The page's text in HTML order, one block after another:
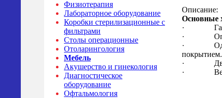
Физиотерапия
Лабораторное оборудование
Коробки стерилизационные с
фильтрами
Столы операционные
Отоларингология
Мебель
Акушерство и гинекология
Диагностическое
оборудование
Офтальмология
Описание:
Основные
·
·
·
покрытием.
· Две
· Вес